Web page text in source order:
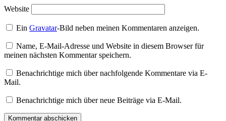
Website
EinGravatar-Bild neben meinen Kommentaren anzeigen.
Name, E-Mail-Adresse und Website in diesem Browser für
meinen nächsten Kommentar speichern.
Benachrichtige mich über nachfolgende Kommentare via E-
Mail.
Benachrichtige mich über neue Beiträge via E-Mail.